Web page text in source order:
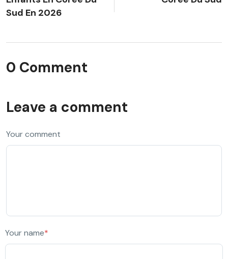
Sud En 2026
0 Comment
Leave a comment
Your comment
Your name*